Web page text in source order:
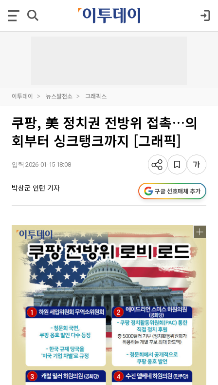
이투데이 뉴스발전소 그래픽스
쿠팡, 美 정치권 전방위 접촉…의
회부터 싱크탱크까지 [그래픽]
입력 2026-01-15 18:08
박상군 인턴 기자 구글 선호매체 추가